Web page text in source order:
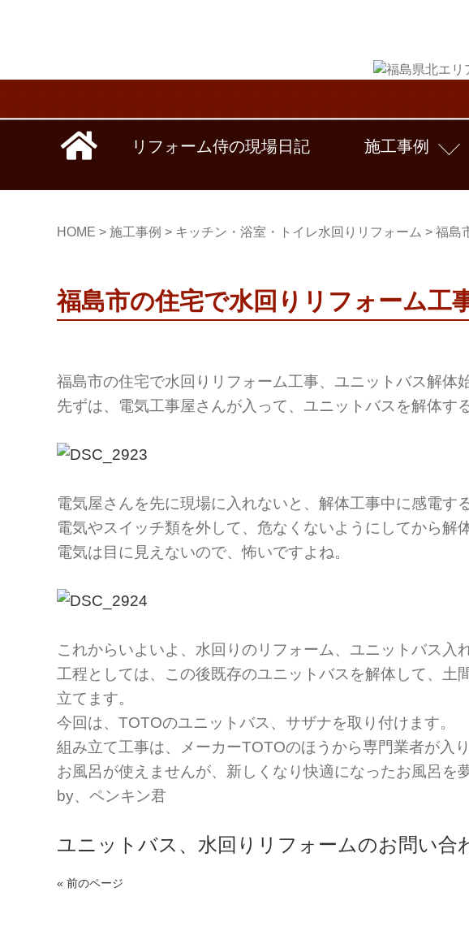
リフォーム侍の現場日記 施工事例
HOME > 施工事例 > キッチン・浴室・トイレ水回りリフォーム > 福島
福島市の住宅で水回りリフォーム工
福島市の住宅で水回りリフォーム工事、ユニットバス解体
先ずは、電気工事屋さんが入って、ユニットバスを解体す
電気屋さんを先に現場に入れないと、解体工事中に感電す
電気やスイッチ類を外して、危なくないようにしてから解
電気は目に見えないので、怖いですよね。
これからいよいよ、水回りのリフォーム、ユニットバス入
工程としては、この後既存のユニットバスを解体して、
立てます。
今回は、TOTOのユニットバス、サザナを取り付けます。
組み立て工事は、メーカーTOTOのほうから専門業者が入り
お風呂が使えませんが、新しくなり快適になったお風呂を
by、ペンキン君
ユニットバス、水回りリフォームのお問い合
« 前のページ